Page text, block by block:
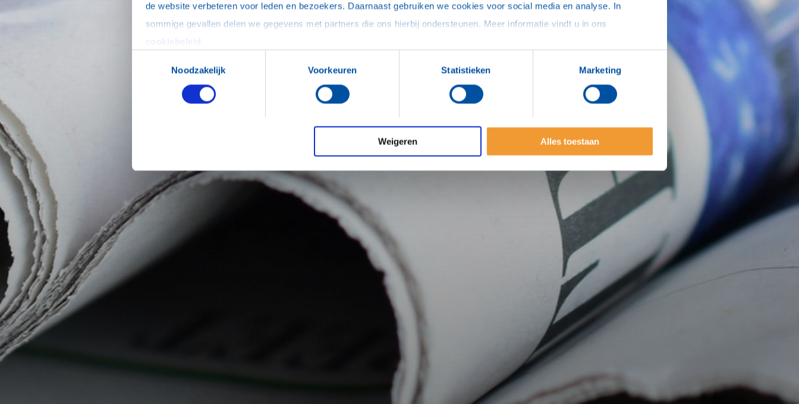
de website verbeteren voor leden en bezoekers. Daarnaast gebruiken we cookies voor social media en analyse. In
Noodzakelijk
Voorkeuren Statistieken Marketing
Weigeren Alles toestaan